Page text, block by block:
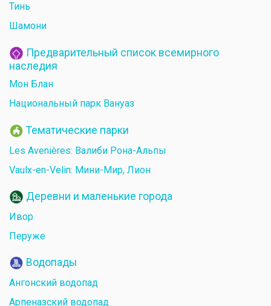
Тинь
Шамони
Предварительный список всемирного
наследия
Мон Блан
Национальный парк Вануаз
Тематические парки
Les Avenières: Валиби Рона-Альпы
Vaulx-en-Velin: Мини-Мир, Лион
Деревни и маленькие города
Ивор
Перуже
Водопады
Ангонский водопад
Арпеназский водопад